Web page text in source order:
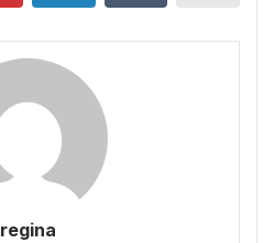
regina